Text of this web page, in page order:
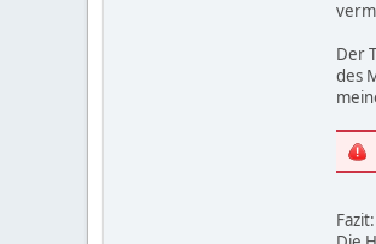
Der
des
Fazit: